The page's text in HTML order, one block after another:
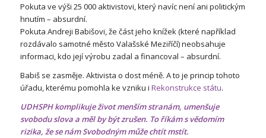
Pokuta ve výši 25 000 aktivistovi, který navíc není ani politickým
hnutím – absurdní.
Pokuta Andreji Babišovi, že část jeho knížek (které například
rozdávalo samotné město Valašské Meziříčí) neobsahuje
informaci, kdo její výrobu zadal a financoval – absurdní.
Babiš se zasměje. Aktivista o dost méně. A to je princip tohoto
úřadu, kterému pomohla ke vzniku i Rekonstrukce státu.
UDHSPHkomplikuje život menším stranám, umenšuje
svobodu slova a měl by být zrušen. To říkám s vědomím
rizika, že se nám Svobodným může chtít mstít.